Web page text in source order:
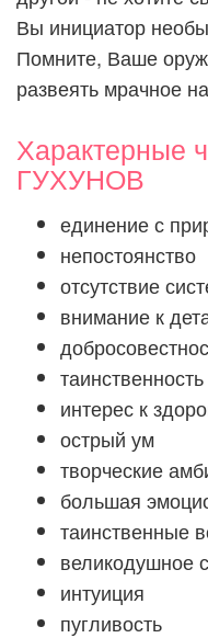
Вы инициатор
Помните, Ваше
развеять мрачное
Характерные
ГУХУНОВ
единение с
непостоянство
отсутствие
внимание к
таинственность
интерес к
острый ум
творческие
большая
таинственные
великодушное
интуиция
пугливость